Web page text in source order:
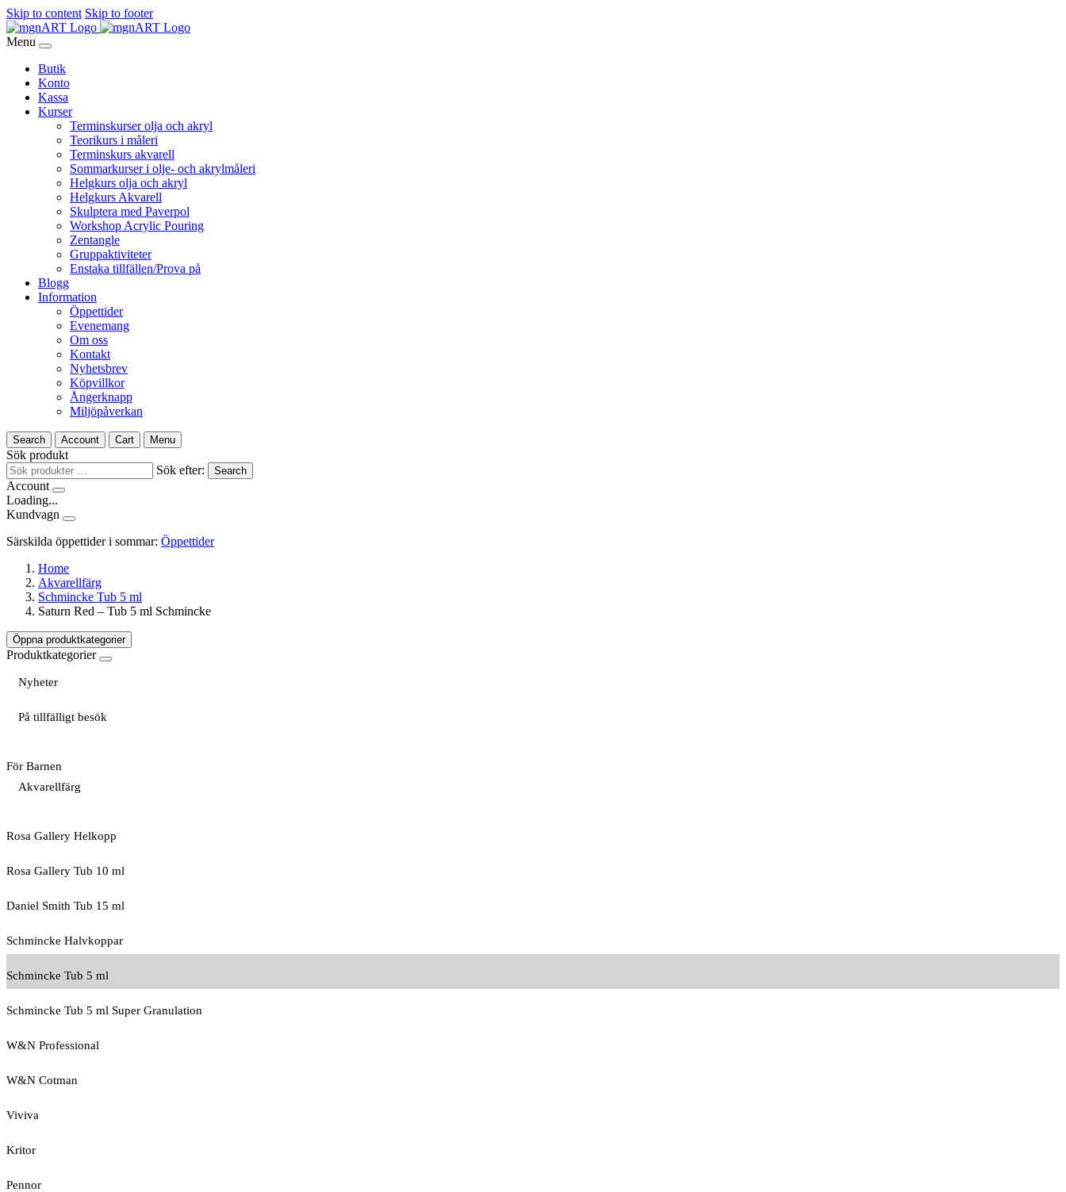
Skip to content Skip to footer
Menu
Butik
Konto
Kassa
Kurser
Terminskurser olja och akryl
Teorikurs i måleri
Terminskurs akvarell
Sommarkurser i olje- och akrylmåleri
Helgkurs olja och akryl
Helgkurs Akvarell
Skulptera med Paverpol
Workshop Acrylic Pouring
Zentangle
Gruppaktiviteter
Enstaka tillfällen/Prova på
Blogg
Information
Öppettider
Evenemang
Om oss
Kontakt
Nyhetsbrev
Köpvillkor
Ångerknapp
Miljöpåverkan
Search Account Cart Menu
Sök produkt
Sök efter:
Search
Account
Loading...
Kundvagn
Särskilda öppettider i sommar: Öppettider
Home
Akvarellfärg
Schmincke Tub 5 ml
Saturn Red – Tub 5 ml Schmincke
Öppna produktkategorier
Produktkategorier
Nyheter
På tillfälligt besök
För Barnen
Akvarellfärg
Rosa Gallery Helkopp
Rosa Gallery Tub 10 ml
Daniel Smith Tub 15 ml
Schmincke Halvkoppar
Schmincke Tub 5 ml
Schmincke Tub 5 ml Super Granulation
W&N Professional
W&N Cotman
Viviva
Kritor
Pennor